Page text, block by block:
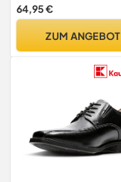
64,95 €
ZUM ANGEBOT